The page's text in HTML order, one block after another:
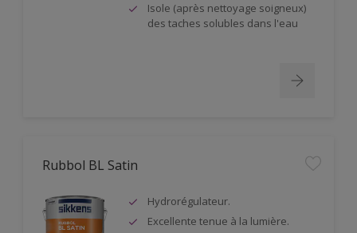
Isole (après nettoyage soigneux)
des taches solubles dans l'eau
Rubbol BL Satin
Hydrorégulateur.
Excellente tenue à la lumière.